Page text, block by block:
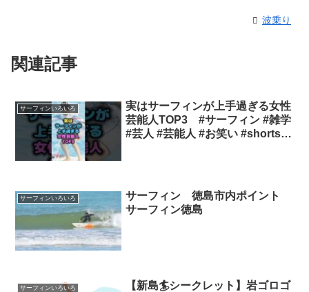
波乗り
関連記事
サーフィンいろいろ
実はサーフィンが上手過ぎる女性
芸能人TOP3 #サーフィン #雑学
#芸人 #芸能人 #お笑い #shorts
サーフィンいろいろ
サーフィン 徳島市内ポイント
サーフィン徳島
サーフィンいろいろ
【新島🏄シークレット】岩ゴロゴ